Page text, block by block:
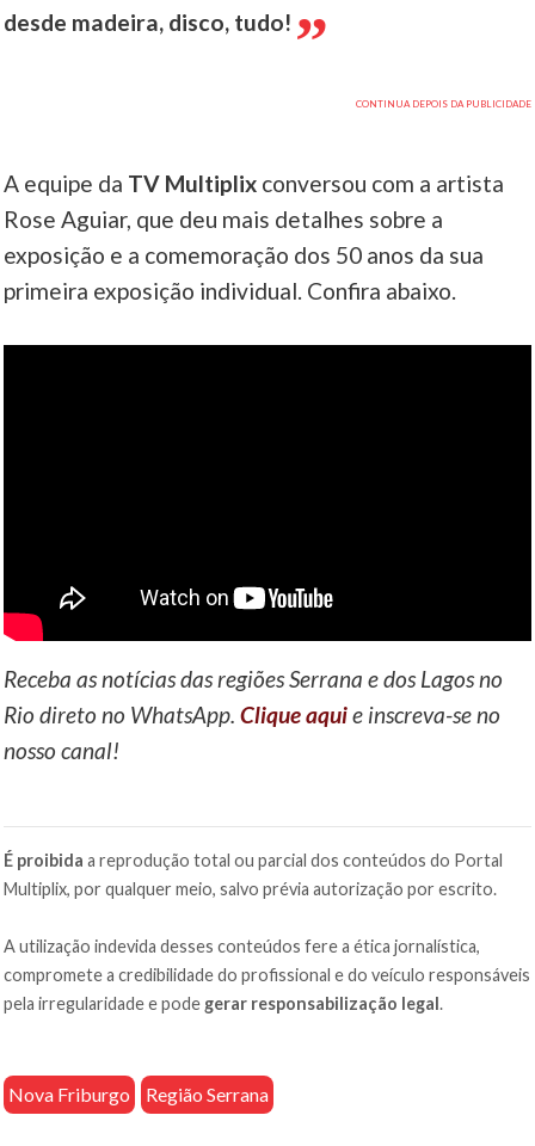
desde madeira, disco, tudo!
A equipe da TV Multiplix conversou com a artista
Rose Aguiar, que deu mais detalhes sobre a
exposição e a comemoração dos 50 anos da sua
primeira exposição individual. Confira abaixo.
Receba as notícias das regiões Serrana e dos Lagos no
Rio direto no WhatsApp.Clique aquie inscreva-se no
nosso canal!
É proibida a reprodução total ou parcial dos conteúdos do Portal
Multiplix, por qualquer meio, salvo prévia autorização por escrito.
A utilização indevida desses conteúdos fere a ética jornalística,
compromete a credibilidade do profissional e do veículo responsáveis
pela irregularidade e pode gerar responsabilização legal.
Nova Friburgo Região Serrana